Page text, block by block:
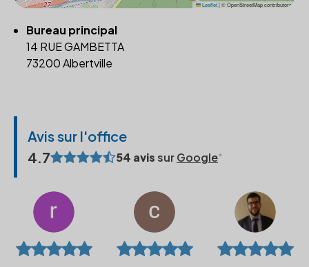
Leaflet|© OpenStreetMap contributors
Bureau principal
14 RUE GAMBETTA
73200 Albertville
Avis sur l'office
4.7
54 avissurGoogle